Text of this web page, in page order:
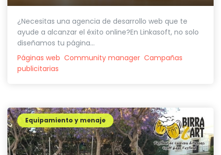
¿Necesitas una agencia de desarrollo web que te
ayude a alcanzar el éxito online?En Linkasoft, no solo
diseñamos tu página...
Páginas web Community manager Campañas
publicitarias
Equipamiento y menaje